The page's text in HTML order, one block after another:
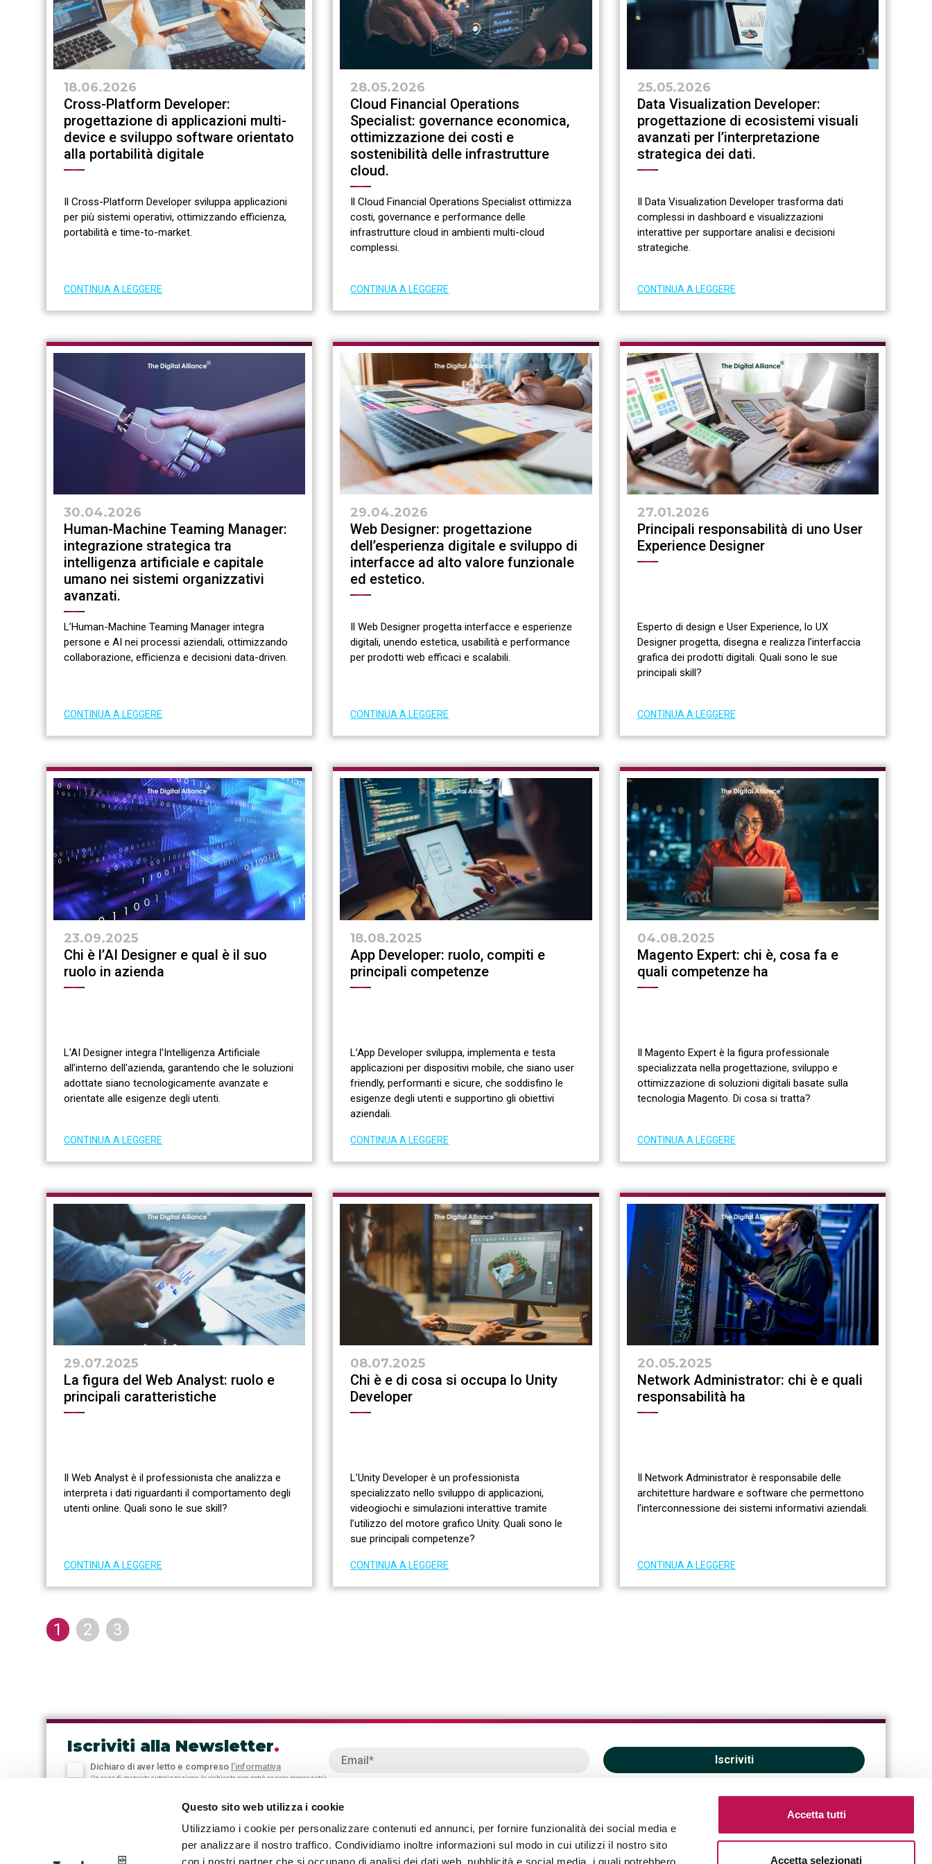
Questo sito web utilizza i cookie
Utilizziamo i cookie per personalizzare contenuti ed annunci, per fornire funzionalità dei social media e
per analizzare il nostro traffico. Condividiamo inoltre informazioni sul modo in cui utilizzi il nostro sito
Accetta tutti
Accetta selezionati
18.06.2026
Cross-Platform Developer:
progettazione di applicazioni multi-
device e sviluppo software orientato
alla portabilità digitale
Il Cross-Platform Developer sviluppa applicazioni
per più sistemi operativi, ottimizzando efficienza,
portabilità e time-to-market.
CONTINUA A LEGGERE
28.05.2026
Cloud Financial Operations
Specialist: governance economica,
ottimizzazione dei costi e
sostenibilità delle infrastrutture
cloud.
Il Cloud Financial Operations Specialist ottimizza
costi, governance e performance delle
infrastrutture cloud in ambienti multi-cloud
complessi.
CONTINUA A LEGGERE
25.05.2026
Data Visualization Developer:
progettazione di ecosistemi visuali
avanzati per l’interpretazione
strategica dei dati.
Il Data Visualization Developer trasforma dati
complessi in dashboard e visualizzazioni
interattive per supportare analisi e decisioni
strategiche.
CONTINUA A LEGGERE
30.04.2026
Human-Machine Teaming Manager:
integrazione strategica tra
intelligenza artificiale e capitale
umano nei sistemi organizzativi
avanzati.
L’Human-Machine Teaming Manager integra
persone e AI nei processi aziendali, ottimizzando
collaborazione, efficienza e decisioni data-driven.
CONTINUA A LEGGERE
29.04.2026
Web Designer: progettazione
dell’esperienza digitale e sviluppo di
interfacce ad alto valore funzionale
ed estetico.
Il Web Designer progetta interfacce e esperienze
digitali, unendo estetica, usabilità e performance
per prodotti web efficaci e scalabili.
CONTINUA A LEGGERE
27.01.2026
Principali responsabilità di uno User
Experience Designer
Esperto di design e User Experience, lo UX
Designer progetta, disegna e realizza l’interfaccia
grafica dei prodotti digitali. Quali sono le sue
principali skill?
CONTINUA A LEGGERE
23.09.2025
Chi è l’AI Designer e qual è il suo
ruolo in azienda
L’AI Designer integra l'Intelligenza Artificiale
all’interno dell'azienda, garantendo che le soluzioni
adottate siano tecnologicamente avanzate e
orientate alle esigenze degli utenti.
CONTINUA A LEGGERE
18.08.2025
App Developer: ruolo, compiti e
principali competenze
L’App Developer sviluppa, implementa e testa
applicazioni per dispositivi mobile, che siano user
friendly, performanti e sicure, che soddisfino le
esigenze degli utenti e supportino gli obiettivi
aziendali.
CONTINUA A LEGGERE
04.08.2025
Magento Expert: chi è, cosa fa e
quali competenze ha
Il Magento Expert è la figura professionale
specializzata nella progettazione, sviluppo e
ottimizzazione di soluzioni digitali basate sulla
tecnologia Magento. Di cosa si tratta?
CONTINUA A LEGGERE
29.07.2025
La figura del Web Analyst: ruolo e
principali caratteristiche
Il Web Analyst è il professionista che analizza e
interpreta i dati riguardanti il comportamento degli
utenti online. Quali sono le sue skill?
CONTINUA A LEGGERE
08.07.2025
Chi è e di cosa si occupa lo Unity
Developer
L’Unity Developer è un professionista
specializzato nello sviluppo di applicazioni,
videogiochi e simulazioni interattive tramite
l’utilizzo del motore grafico Unity. Quali sono le
sue principali competenze?
CONTINUA A LEGGERE
20.05.2025
Network Administrator: chi è e quali
responsabilità ha
Il Network Administrator è responsabile delle
architetture hardware e software che permettono
l’interconnessione dei sistemi informativi aziendali.
CONTINUA A LEGGERE
1 2 3
Iscriviti alla Newsletter.
Dichiaro di aver letto e compreso l’informativa
(In caso di mancata autorizzazione, la richiesta non potrà essere processata)
Iscriviti